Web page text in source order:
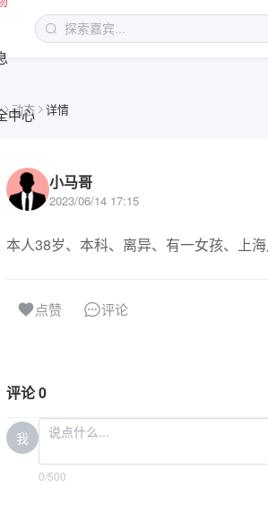
中心
动态 详情
小马哥
2023/06/14 17:15
本人38岁、本科、离异、有一女孩、上
点赞 评论
评论 0
我
0/500